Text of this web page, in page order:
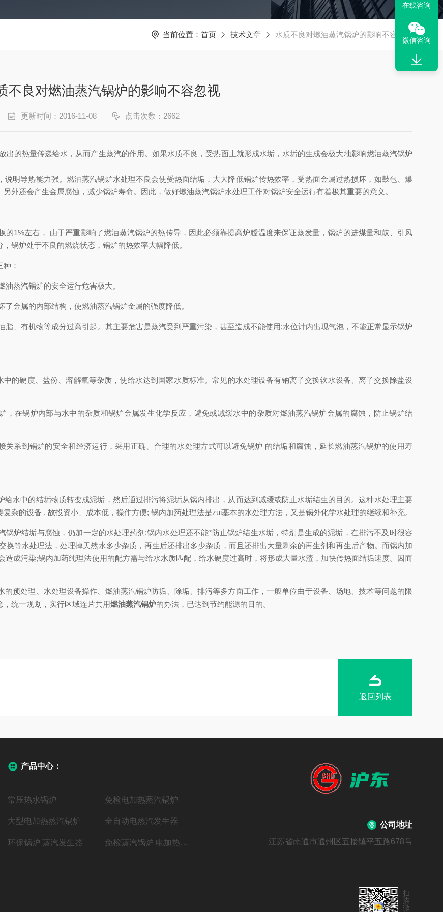
当前位置： 首页 技术文章 水质不良对燃油蒸汽锅炉的影响不容忽视
不良对燃油蒸汽锅炉的影响不容忽视
更新时间：2016-11-08 点击次数：2662
出的热量传递给水，从而产生蒸汽的作用。如果水质不良，受热面上就形成水垢，水垢的生成会极大地影响燃油蒸汽锅炉
导热能力强。燃油蒸汽锅炉水处理不良会使受热面结垢，大大降低锅炉传热效率，受热面金属过热损坏，如鼓包、爆
外还会产生金属腐蚀，减少锅炉寿命。因此，做好燃油蒸汽锅炉水处理工作对锅炉安全运行有着极其重要的意义。
左右， 由于严重影响了燃油蒸汽锅炉的热传导，因此必须靠提高炉膛温度来保证蒸发量，锅炉的进煤量和鼓、引风
锅炉处于不良的燃烧状态，锅炉的热效率大幅降低。
：
蒸汽锅炉的安全运行危害极大。
属的内部结构，使燃油蒸汽锅炉金属的强度降低。
有机物等成分过高引起。其主要危害是蒸汽受到严重污染，甚至造成不能使用;水位计内出现气泡，不能正常显示锅炉
硬度、盐份、溶解氧等杂质，使给水达到国家水质标准。常见的水处理设备有钠离子交换软水设备、离子交换除盐设
在锅炉内部与水中的杂质和锅炉金属发生化学反应，避免或减缓水中的杂质对燃油蒸汽锅炉金属的腐蚀，防止锅炉结
系到锅炉的安全和经济运行，采用正确、合理的水处理方式可以避免锅炉 的结垢和腐蚀，延长燃油蒸汽锅炉的使用寿
中的结垢物质转变成泥垢，然后通过排污将泥垢从锅内排出，从而达到减缓或防止水垢结生的目的。这种水处理主要
杂的设备 , 故投资小、成本低，操作方便; 锅内加药处理法是zui基本的水处理方法，又是锅外化学水处理的继续和补充。
结垢与腐蚀，仍加一定的水处理药剂;锅内水处理还不能*防止锅炉结生水垢，特别是生成的泥垢，在排污不及时很容
等水处理法，处理掉天然水多少杂质，再生后还排出多少杂质，而且还排出大量剩余的再生剂和再生后产物。而锅内加
成污染;锅内加药纯理法使用的配方需与给水水质匹配，给水硬度过高时，将形成大量水渣，加快传热面结垢速度。因而
处理、水处理设备操作、燃油蒸汽锅炉防垢、除垢、排污等多方面工作，一般单位由于设备、场地、技术等问题的限
统一规划，实行区域连片共用燃油蒸汽锅炉的办法，已达到节约能源的目的。
返回列表
产品中心：
常压热水锅炉 免检电加热蒸汽锅炉
大型电加热蒸汽锅炉 全自动电蒸汽发生器
环保锅炉 蒸汽发生器 免检蒸汽锅炉 电加热蒸汽发生器
公司地址
江苏省南通市通州区五接镇平五路678号
扫
描
微
在线咨询
微信咨询